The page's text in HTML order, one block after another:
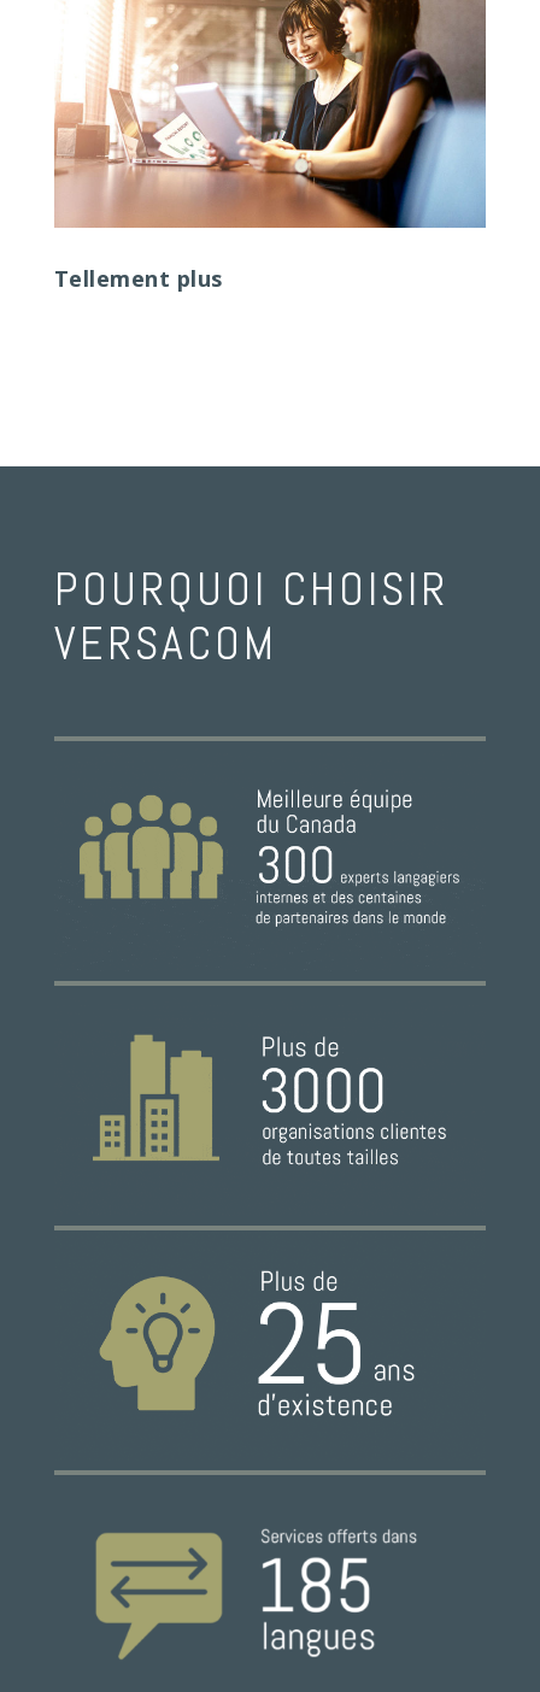
Tellement plus
POURQUOI CHOISIR
VERSACOM